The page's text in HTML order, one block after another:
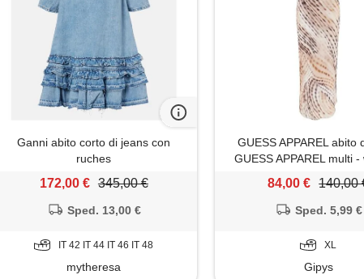
Ganni abito corto di jeans con
ruches
172,00 € 345,00 €
Sped. 13,00 €
IT 42 IT 44 IT 46 IT 48
mytheresa
GUESS APPAREL abito
GUESS APPAREL multi
w2266
84,00 € 140,00
Sped. 5,99 €
XL
Gipys